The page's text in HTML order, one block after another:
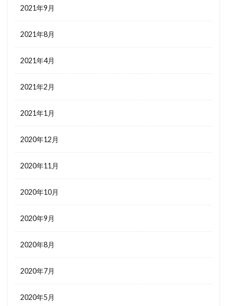
2021年9月
2021年8月
2021年4月
2021年2月
2021年1月
2020年12月
2020年11月
2020年10月
2020年9月
2020年8月
2020年7月
2020年5月